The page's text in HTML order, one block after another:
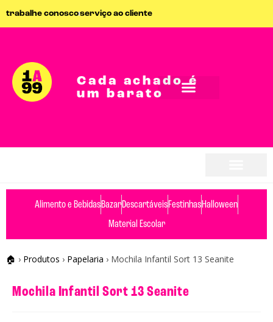
trabalhe conoscoserviço ao cliente
Cada achado é
um barato
Alimento e BebidasBazarDescartáveisFestinhasHalloween
Material Escolar
🏠 › Produtos › Papelaria › Mochila Infantil Sort 13 Seanite
Mochila Infantil Sort 13 Seanite